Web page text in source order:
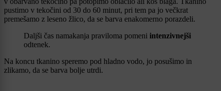
pustimo v tekočini od 30 do 60 minut, pri tem pa jo večkrat
premešamo z leseno žlico, da se barva enakomerno porazdeli.
Daljši čas namakanja praviloma pomeni intenzivnejši
odtenek.
Na koncu tkanino speremo pod hladno vodo, jo posušimo in
zlikamo, da se barva bolje utrdi.